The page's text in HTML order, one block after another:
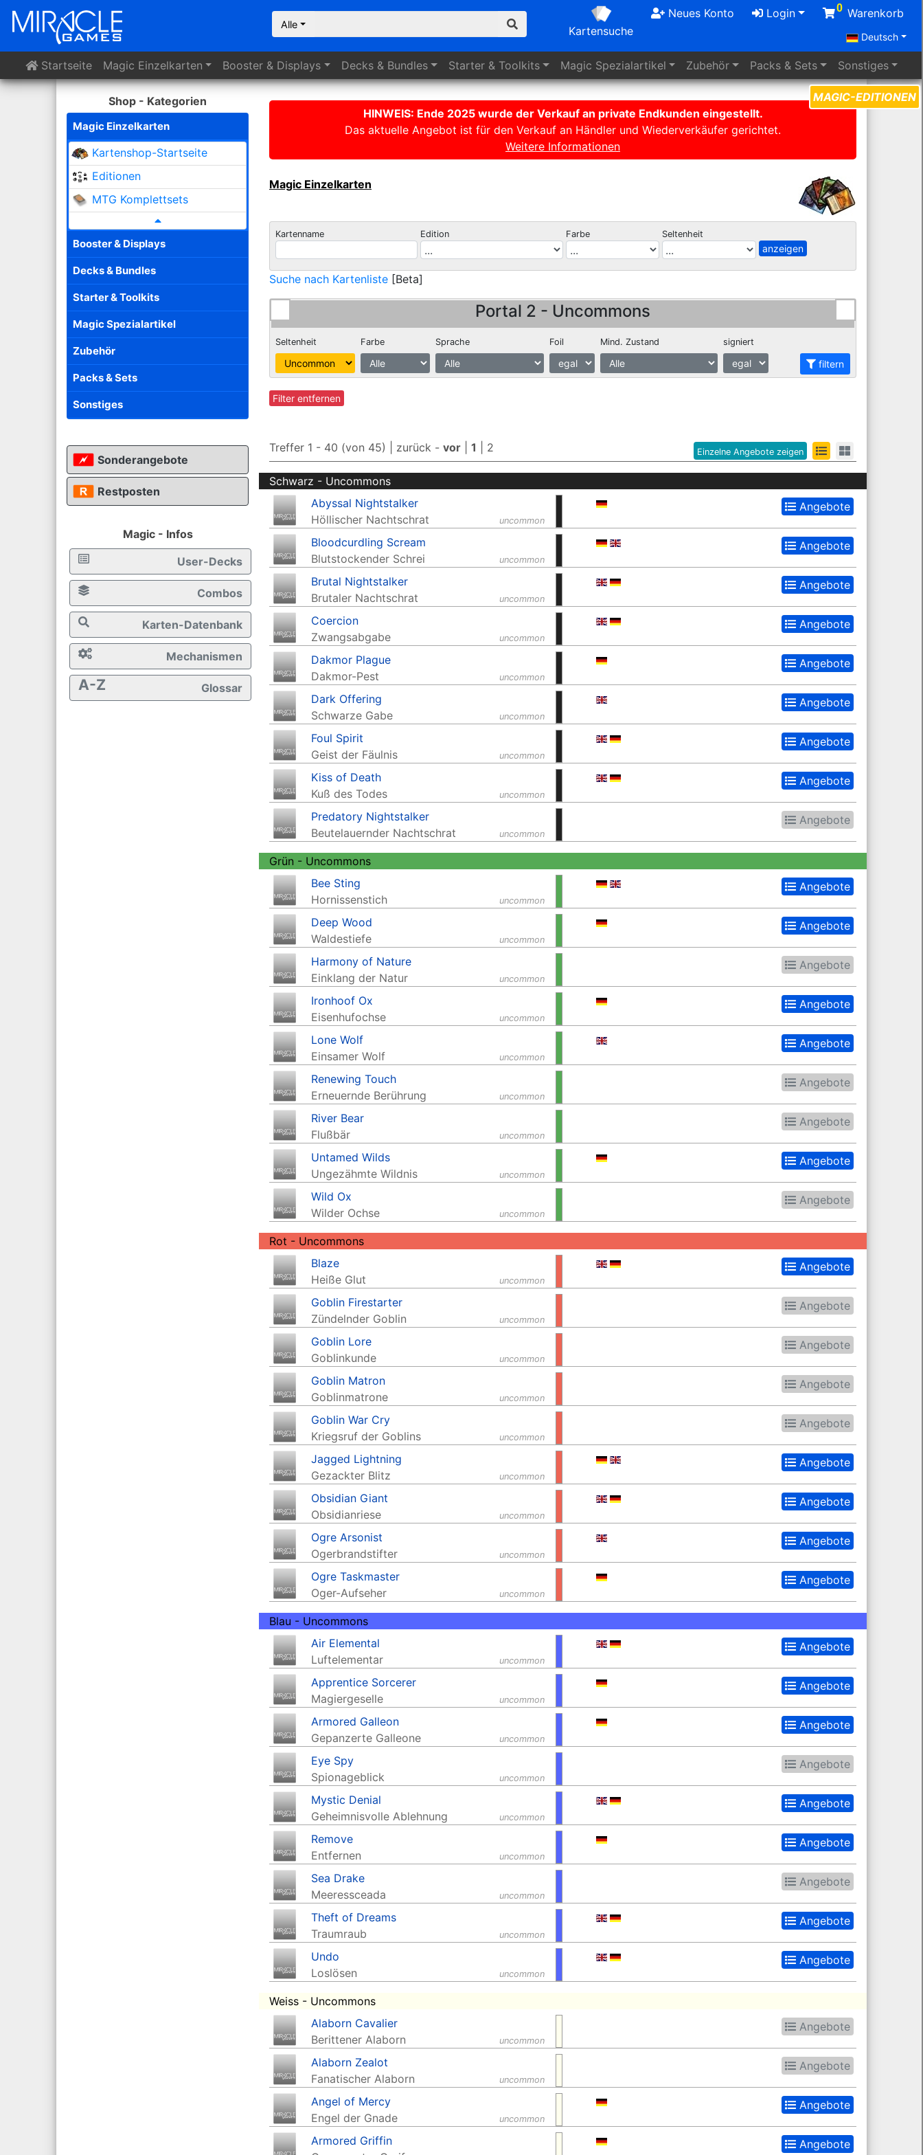
Kartensuche
Neues Konto Login 0 Warenkorb
Deutsch
Alle
Startseite Magic Einzelkarten Booster & Displays Decks & Bundles Starter & Toolkits Magic Spezialartikel Zubehör Packs & Sets Sonstiges
MAGIC-EDITIONEN
Shop - Kategorien
Magic Einzelkarten
Kartenshop-Startseite
Editionen
MTG Komplettsets
Booster & Displays
Decks & Bundles
Starter & Toolkits
Magic Spezialartikel
Zubehör
Packs & Sets
Sonstiges
Sonderangebote
Restposten
Magic - Infos
User-Decks
Combos
Karten-Datenbank
Mechanismen
A-Z Glossar
HINWEIS: Ende 2025 wurde der Verkauf an private Endkunden eingestellt.
Das aktuelle Angebot ist für den Verkauf an Händler und Wiederverkäufer gerichtet.
Weitere Informationen
Magic Einzelkarten
Kartenname Edition Farbe Seltenheit
Suche nach Kartenliste [Beta]
Portal 2 - Uncommons
Seltenheit Farbe Sprache Foil Mind. Zustand signiert
filtern
Filter entfernen
Einzelne Angebote zeigen
Treffer 1 - 40 (von 45) | zurück - vor 1 2
Schwarz - Uncommons
uncommon
Abyssal Nightstalker
Höllischer Nachtschrat
Angebote
uncommon
Bloodcurdling Scream
Blutstockender Schrei
Angebote
uncommon
Brutal Nightstalker
Brutaler Nachtschrat
Angebote
uncommon
Coercion
Zwangsabgabe
Angebote
uncommon
Dakmor Plague
Dakmor-Pest
Angebote
uncommon
Dark Offering
Schwarze Gabe
Angebote
uncommon
Foul Spirit
Geist der Fäulnis
Angebote
uncommon
Kiss of Death
Kuß des Todes
Angebote
uncommon
Predatory Nightstalker
Beutelauernder Nachtschrat
Angebote
Grün - Uncommons
uncommon
Bee Sting
Hornissenstich
Angebote
uncommon
Deep Wood
Waldestiefe
Angebote
uncommon
Harmony of Nature
Einklang der Natur
Angebote
uncommon
Ironhoof Ox
Eisenhufochse
Angebote
uncommon
Lone Wolf
Einsamer Wolf
Angebote
uncommon
Renewing Touch
Erneuernde Berührung
Angebote
uncommon
River Bear
Flußbär
Angebote
uncommon
Untamed Wilds
Ungezähmte Wildnis
Angebote
uncommon
Wild Ox
Wilder Ochse
Angebote
Rot - Uncommons
uncommon
Blaze
Heiße Glut
Angebote
uncommon
Goblin Firestarter
Zündelnder Goblin
Angebote
uncommon
Goblin Lore
Goblinkunde
Angebote
uncommon
Goblin Matron
Goblinmatrone
Angebote
uncommon
Goblin War Cry
Kriegsruf der Goblins
Angebote
uncommon
Jagged Lightning
Gezackter Blitz
Angebote
uncommon
Obsidian Giant
Obsidianriese
Angebote
uncommon
Ogre Arsonist
Ogerbrandstifter
Angebote
uncommon
Ogre Taskmaster
Oger-Aufseher
Angebote
Blau - Uncommons
uncommon
Air Elemental
Luftelementar
Angebote
uncommon
Apprentice Sorcerer
Magiergeselle
Angebote
uncommon
Armored Galleon
Gepanzerte Galleone
Angebote
uncommon
Eye Spy
Spionageblick
Angebote
uncommon
Mystic Denial
Geheimnisvolle Ablehnung
Angebote
uncommon
Remove
Entfernen
Angebote
uncommon
Sea Drake
Meeressceada
Angebote
uncommon
Theft of Dreams
Traumraub
Angebote
uncommon
Undo
Loslösen
Angebote
Weiss - Uncommons
uncommon
Alaborn Cavalier
Berittener Alaborn
Angebote
uncommon
Alaborn Zealot
Fanatischer Alaborn
Angebote
uncommon
Angel of Mercy
Engel der Gnade
Angebote
Armored Griffin
Angebote